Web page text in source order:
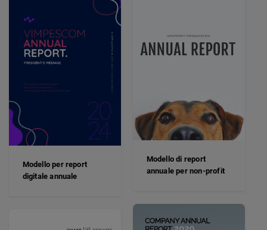
Modello di report
annuale per non-profit
Modello per report
digitale annuale